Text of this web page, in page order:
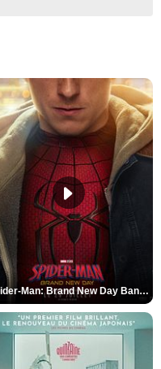
Spider-Man: Brand New Day Bande-annonce VO STFR